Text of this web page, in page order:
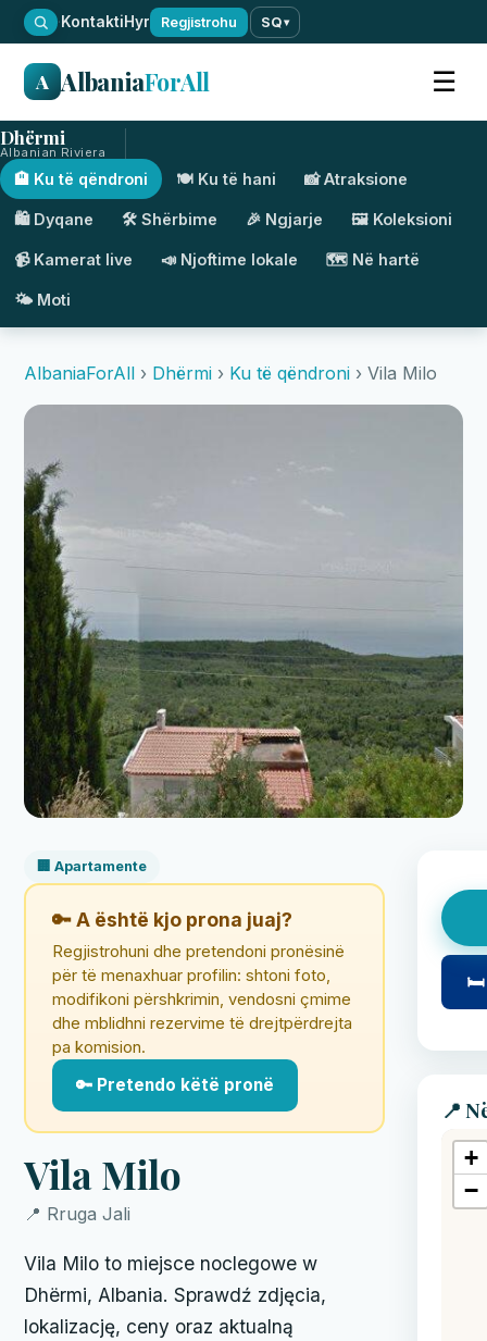
·KontaktiHyr Regjistrohu SQ▾
A AlbaniaForAll ☰
Dhërmi
Albanian Riviera
🏨 Ku të qëndroni 🍽️ Ku të hani 📸 Atraksione
🛍️ Dyqane 🛠️ Shërbime 🎉 Ngjarje 🖼️ Koleksioni
📹 Kamerat live 📣 Njoftime lokale 🗺️ Në hartë
🌤️ Moti
AlbaniaForAll › Dhërmi › Ku të qëndroni › Vila Milo
🏢 Apartamente
🔑 A është kjo prona juaj?
Regjistrohuni dhe pretendoni pronësinë
për të menaxhuar profilin: shtoni foto,
modifikoni përshkrimin, vendosni çmime
dhe mblidhni rezervime të drejtpërdrejta
pa komision.
🔑 Pretendo këtë pronë
Vila Milo
📍 Rruga Jali
Vila Milo to miejsce noclegowe w
Dhërmi, Albania. Sprawdź zdjęcia,
lokalizację, ceny oraz aktualną
🛏
📍
+
−